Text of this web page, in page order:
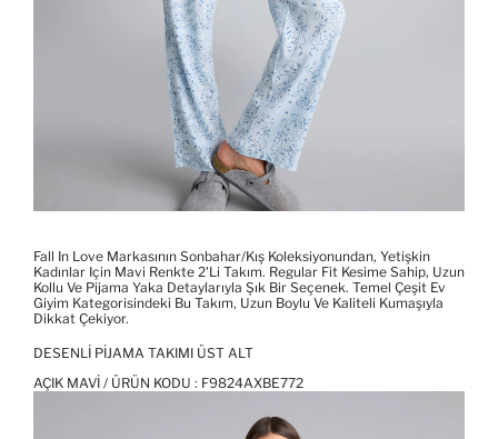
Fall In Love Markasının Sonbahar/kış Koleksiyonundan, Yetişkin
Kadınlar Için Mavi Renkte 2'li Takım. Regular Fit Kesime Sahip, Uzun
Kollu Ve Pijama Yaka Detaylarıyla Şık Bir Seçenek. Temel Çeşit Ev
Giyim Kategorisindeki Bu Takım, Uzun Boylu Ve Kaliteli Kumaşıyla
Dikkat Çekiyor.
DESENLI PIJAMA TAKIMI ÜST ALT
AÇIK MAVI / ÜRÜN KODU : F9824AXBE772